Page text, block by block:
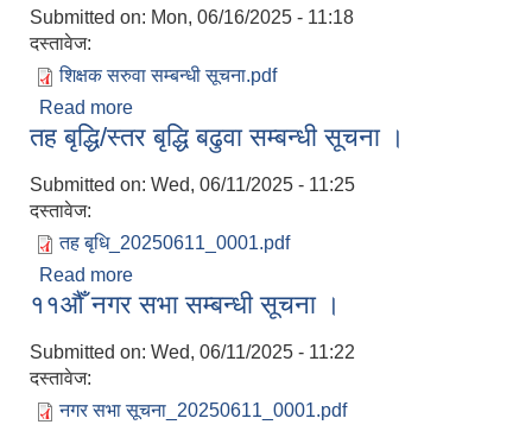
Submitted on: Mon, 06/16/2025 - 11:18
दस्तावेज:
शिक्षक सरुवा सम्बन्धी सूचना.pdf
Read more
तह बृद्धि/स्तर बृद्धि बढुवा सम्बन्धी सूचना ।
Submitted on: Wed, 06/11/2025 - 11:25
दस्तावेज:
तह बृधि_20250611_0001.pdf
Read more
११औँ नगर सभा सम्बन्धी सूचना ।
Submitted on: Wed, 06/11/2025 - 11:22
दस्तावेज:
नगर सभा सूचना_20250611_0001.pdf